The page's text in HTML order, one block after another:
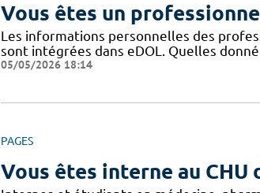
Vous êtes un
Les informations personnelles des
sont intégrées dans eDOL. Quelles
05/05/2026 18:14
PAGES
Vous êtes interne au